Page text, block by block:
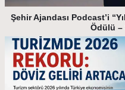
Şehir Ajandası Podcast’i
Ödülü –